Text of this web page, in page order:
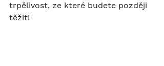
trpělivost, ze které budete později
těžit!